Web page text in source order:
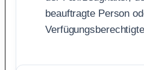
beauftragte Person